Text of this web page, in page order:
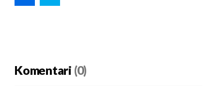
Komentari (0)